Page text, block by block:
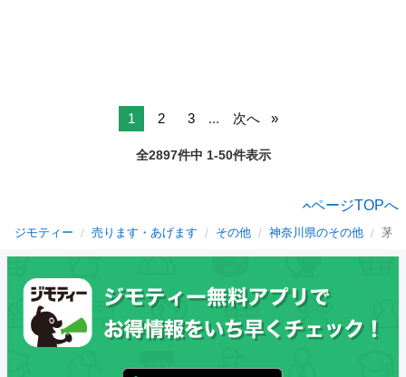
1 2 3 ... 次へ
全2897件中 1-50件表示
ページTOPへ
ジモティー 売ります・あげます その他 神奈川県のその他 茅